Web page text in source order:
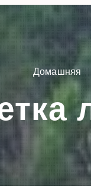
Домашняя